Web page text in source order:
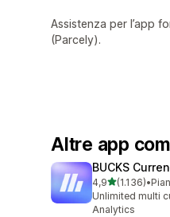
Assistenza per l’app
(Parcely).
Altre app
BUCKS
4,9stelle su 5
(1.136)
1136 recensioni
•
Unlimited multi
Analytics